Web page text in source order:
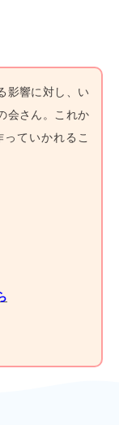
影響に対し、い
会さん。これか
ていかれるこ